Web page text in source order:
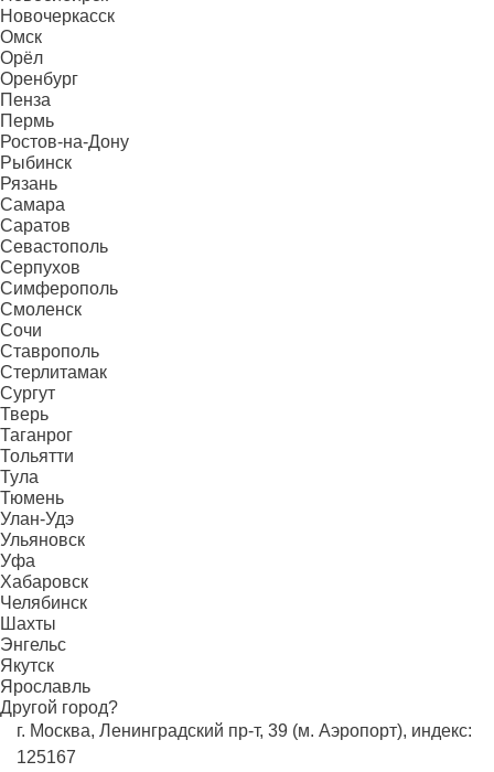
Новочеркасск
Омск
Орёл
Оренбург
Пенза
Пермь
Ростов-на-Дону
Рыбинск
Рязань
Самара
Саратов
Севастополь
Серпухов
Симферополь
Смоленск
Сочи
Ставрополь
Стерлитамак
Сургут
Тверь
Таганрог
Тольятти
Тула
Тюмень
Улан-Удэ
Ульяновск
Уфа
Хабаровск
Челябинск
Шахты
Энгельс
Якутск
Ярославль
Другой город?
г. Москва, Ленинградский пр-т, 39 (м. Аэропорт), индекс:
125167